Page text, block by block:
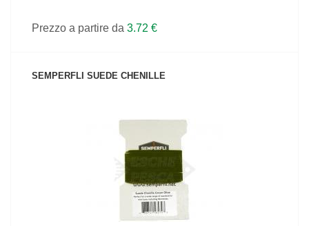
Prezzo a partire da 3.72 €
SEMPERFLI SUEDE CHENILLE
VEDI IL PRODOTTO